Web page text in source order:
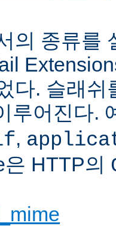
의 종류를
다. 슬래
루어진다.
,
HTTP의